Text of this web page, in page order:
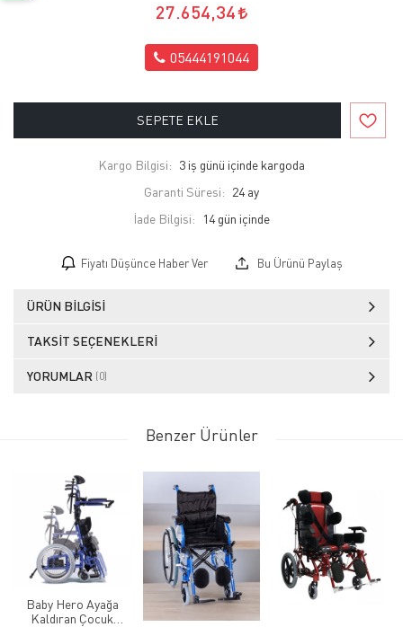
27.654,34
05444191044
SEPETE EKLE
Kargo Bilgisi: 3 iş günü içinde kargoda
Garanti Süresi: 24 ay
İade Bilgisi:
Fiyatı Düşünce Haber Ver Bu Ürünü Paylaş
ÜRÜN BILGISI
TAKSIT SEÇENEKLERI
YORUMLAR (0)
Benzer Ürünler
Baby Hero Ayağa
Kaldıran Çocuk